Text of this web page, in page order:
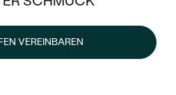
HILFT
VEREINBAREN
%
liefern ihn innerhalb von 24